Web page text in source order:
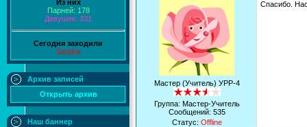
Из них
Парней: 178
Девушек: 331
Сегодня заходили
Sandra
Архив записей
Открыть архив
Наш баннер
Мастер (Учитель) УРР-4
Группа: Мастер-Учитель
Сообщений: 535
Статус: Offline
Спасибо.